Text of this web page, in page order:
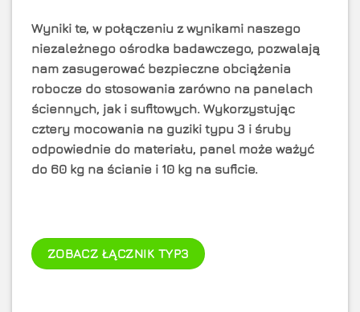
Wyniki te, w połączeniu z wynikami naszego
niezależnego ośrodka badawczego, pozwalają
nam zasugerować bezpieczne obciążenia
robocze do stosowania zarówno na panelach
ściennych, jak i sufitowych. Wykorzystując
cztery mocowania na guziki typu 3 i śruby
odpowiednie do materiału, panel może ważyć
do 60 kg na ścianie i 10 kg na suficie.
ZOBACZ ŁĄCZNIK TYP3